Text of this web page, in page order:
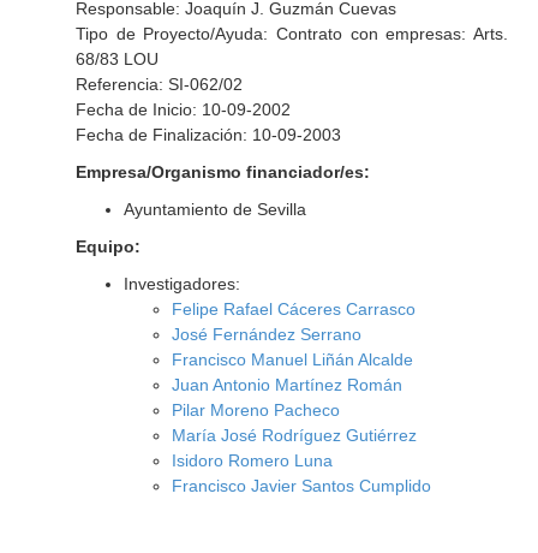
Responsable: Joaquín J. Guzmán Cuevas
Tipo de Proyecto/Ayuda: Contrato con empresas: Arts.
68/83 LOU
Referencia: SI-062/02
Fecha de Inicio: 10-09-2002
Fecha de Finalización: 10-09-2003
Empresa/Organismo financiador/es:
Ayuntamiento de Sevilla
Equipo:
Investigadores:
Felipe Rafael Cáceres Carrasco
José Fernández Serrano
Francisco Manuel Liñán Alcalde
Juan Antonio Martínez Román
Pilar Moreno Pacheco
María José Rodríguez Gutiérrez
Isidoro Romero Luna
Francisco Javier Santos Cumplido